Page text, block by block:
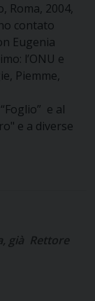
Roma, 2004,
contato
Eugenia
l’ONU e
Piemme,
e al
e a diverse
già Rettore